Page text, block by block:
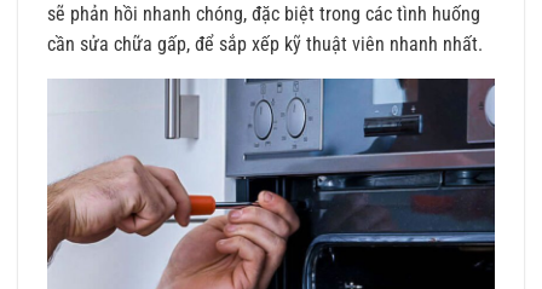
sẽ phản hồi nhanh chóng, đặc biệt trong các tình huống
cần sửa chữa gấp, để sắp xếp kỹ thuật viên nhanh nhất.